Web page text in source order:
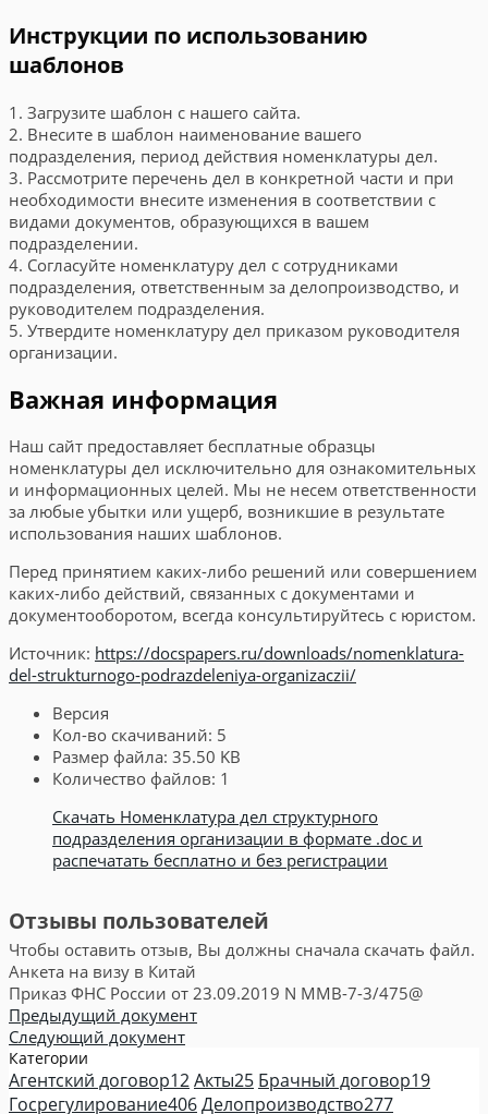
Инструкции по использованию
шаблонов
1. Загрузите шаблон с нашего сайта.
2. Внесите в шаблон наименование вашего
подразделения, период действия номенклатуры дел.
3. Рассмотрите перечень дел в конкретной части и при
необходимости внесите изменения в соответствии с
видами документов, образующихся в вашем
подразделении.
4. Согласуйте номенклатуру дел с сотрудниками
подразделения, ответственным за делопроизводство, и
руководителем подразделения.
5. Утвердите номенклатуру дел приказом руководителя
организации.
Важная информация
Наш сайт предоставляет бесплатные образцы
номенклатуры дел исключительно для ознакомительных
и информационных целей. Мы не несем ответственности
за любые убытки или ущерб, возникшие в результате
использования наших шаблонов.
Перед принятием каких-либо решений или совершением
каких-либо действий, связанных с документами и
документооборотом, всегда консультируйтесь с юристом.
Источник: https://docspapers.ru/downloads/nomenklatura-
del-strukturnogo-podrazdeleniya-organizaczii/
Версия
Кол-во скачиваний: 5
Размер файла: 35.50 KB
Количество файлов: 1
Скачать Номенклатура дел структурного
подразделения организации в формате .doc и
распечатать бесплатно и без регистрации
Отзывы пользователей
Чтобы оставить отзыв, Вы должны сначала скачать файл.
Анкета на визу в Китай
Приказ ФНС России от 23.09.2019 N ММВ-7-3/475@
Предыдущий документ
Следующий документ
Категории
Агентский договор12Акты25 Брачный договор19
Госрегулирование406Делопроизводство277